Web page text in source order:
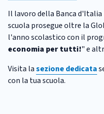
Il lavoro della Banca
scuola prosegue oltre la
l'anno scolastico con il
economia per tutti!" e
Visita lasezione dedicata
con la tua scuola.